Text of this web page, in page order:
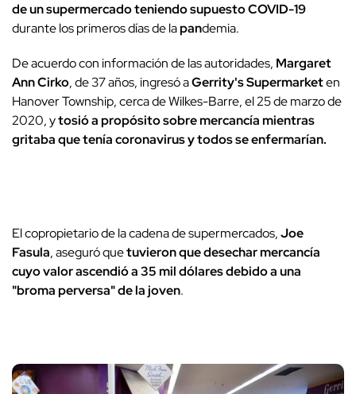
de un supermercado teniendo supuesto COVID-19
durante los primeros días de lapandemia.
De acuerdo con información de las autoridades, Margaret
Ann Cirko, de 37 años, ingresó aGerrity's Supermarketen
Hanover Township, cerca de Wilkes-Barre, el 25 de marzo de
2020, ytosió a propósito sobre mercancía mientras
gritaba que tenía coronavirus y todos se enfermarían.
El copropietario de la cadena de supermercados,Joe
Fasula, aseguró quetuvieron que desechar mercancía
cuyo valor ascendió a 35 mil dólares debido a una
"broma perversa" de la joven.